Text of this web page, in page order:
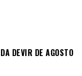
DEVIR DE AGOSTO